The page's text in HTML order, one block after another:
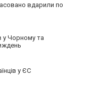
вдарили по
у Чорному та
у ЄС